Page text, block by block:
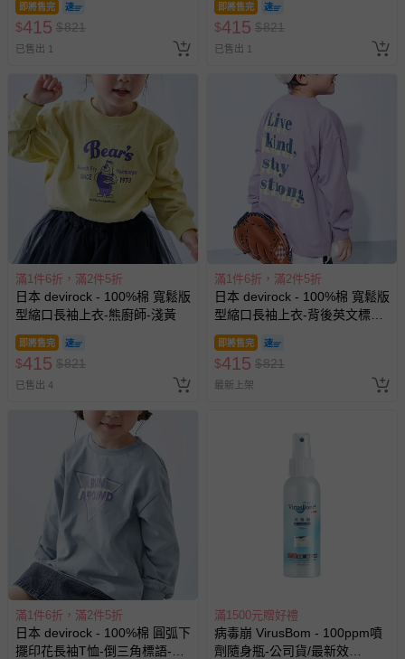
即將售完
$415 $821
已售出 1
即將售完
$415 $821
已售出 1
滿1件6折，滿2件5折
日本 devirock - 100%棉 寬鬆版
型縮口長袖上衣-熊廚師-淺黃
即將售完
$415 $821
已售出 4
滿1件6折，滿2件5折
日本 devirock - 100%棉 寬鬆版
型縮口長袖上衣-背後英文標語-
紫羅蘭
即將售完
$415 $821
最新上架
滿1件6折，滿2件5折
日本 devirock - 100%棉 圓弧下
擺印花長袖T恤-倒三角標語-霧
滿1500元贈好禮
病毒崩 VirusBom - 100ppm噴
劑隨身瓶-公司貨/最新效